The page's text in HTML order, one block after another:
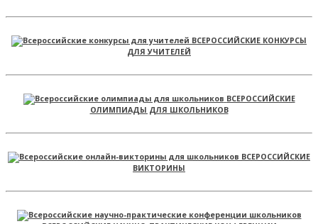
ВСЕРОССИЙСКИЕ КОНКУРСЫ
ДЛЯ УЧИТЕЛЕЙ
ВСЕРОССИЙСКИЕ
ОЛИМПИАДЫ ДЛЯ ШКОЛЬНИКОВ
ВСЕРОССИЙСКИЕ
ВИКТОРИНЫ